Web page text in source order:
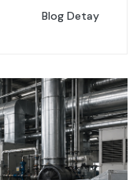
Blog Detay